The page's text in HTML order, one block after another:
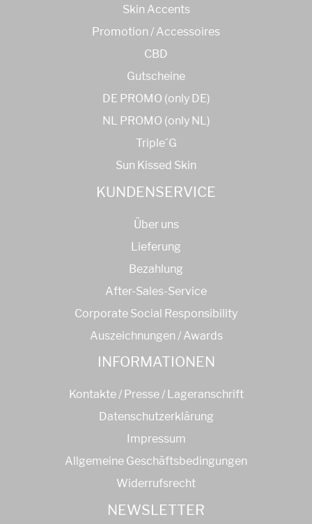
Skin Accents
Promotion / Accessoires
CBD
Gutscheine
DE PROMO (only DE)
NL PROMO (only NL)
Triple´G
Sun Kissed Skin
KUNDENSERVICE
Über uns
Lieferung
Bezahlung
After-Sales-Service
Corporate Social Responsibility
Auszeichnungen / Awards
INFORMATIONEN
Kontakte / Presse / Lageranschrift
Datenschutzerklärung
Impressum
Allgemeine Geschäftsbedingungen
Widerrufsrecht
NEWSLETTER